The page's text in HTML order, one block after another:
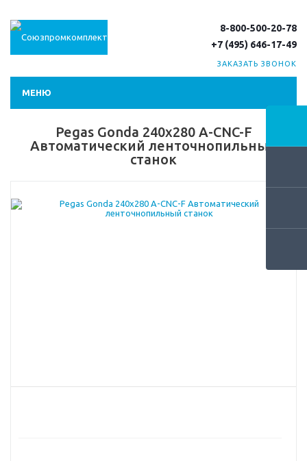
8-800-500-20-78
+7 (495) 646-17-49
ЗАКАЗАТЬ ЗВОНОК
МЕНЮ
Pegas Gonda 240х280 A-CNC-F
Автоматический ленточнопильный
станок